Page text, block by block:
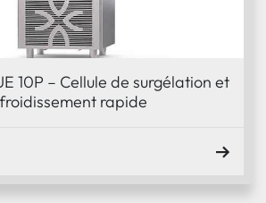
10P – Cellule de surgélation et
rapide